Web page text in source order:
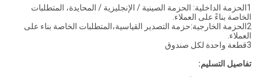
1الحزمة الداخلية: الحزمة الصينية / الإنجليزية / المحايدة، المتطلبات
الخاصة بناءً على العملاء.
2الحزمة الخارجية:حزمة التصدير القياسية،المتطلبات الخاصة بناء على
العملاء.
3قطعة واحدة لكل صندوق
تفاصيل التسليم: